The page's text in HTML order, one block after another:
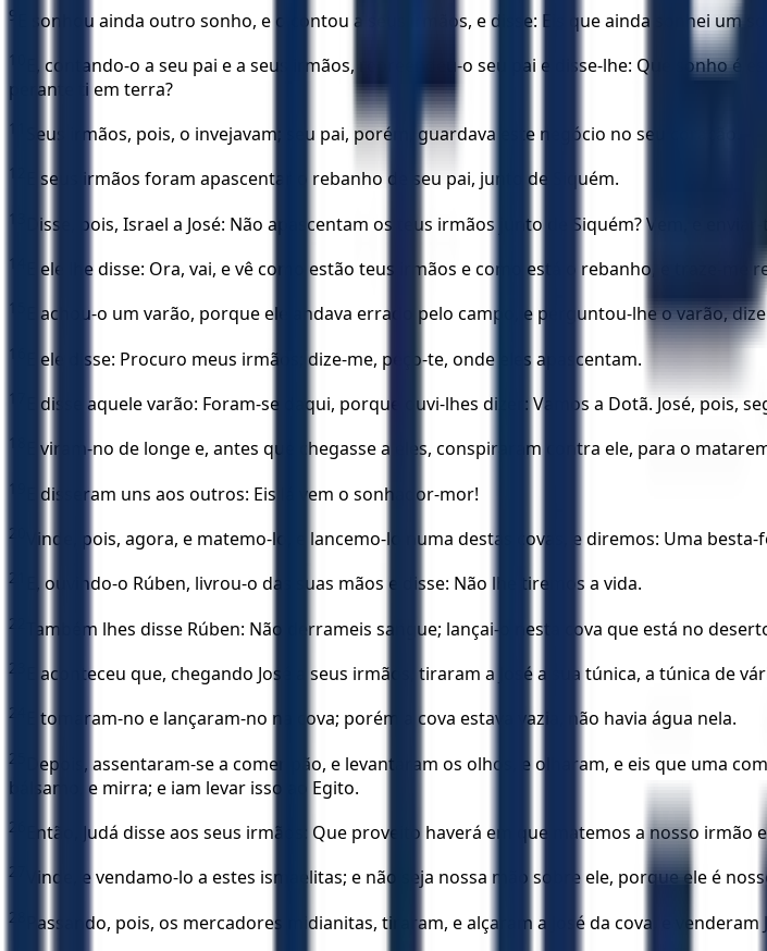
9 E sonhou ainda outro sonho, e o contou a seus irmãos, e disse: Eis que ainda sonhei um
10
E, contando-o a seu pai e a seus irmãos, repreendeu-o seu pai e disse-lhe: Que sonho é
perante ti em terra?
11 Seus irmãos, pois, o invejavam; seu pai, porém, guardava este negócio no seu coração.
12 E seus irmãos foram apascentar o rebanho de seu pai, junto de Siquém.
13 Disse, pois, Israel a José: Não apascentam os teus irmãos junto de Siquém? Vem, e
14 E ele lhe disse: Ora, vai, e vê como estão teus irmãos e como está o rebanho, e traze-me
15 E achou-o um varão, porque ele andava errado pelo campo, e perguntou-lhe o varão,
16 E ele disse: Procuro meus irmãos; dize-me, peço-te, onde eles apascentam.
17 E disse aquele varão: Foram-se daqui, porque ouvi-lhes dizer: Vamos a Dotã. José, pois,
18 E viram-no de longe e, antes que chegasse a eles, conspiraram contra ele, para o
19 E disseram uns aos outros: Eis lá vem o sonhador-mor!
20 Vinde, pois, agora, e matemo-lo, e lancemo-lo numa destas covas, e diremos: Uma
21 E, ouvindo-o Rúben, livrou-o das suas mãos e disse: Não lhe tiremos a vida.
22 Também lhes disse Rúben: Não derrameis sangue; lançai-o nesta cova que está no
23 E aconteceu que, chegando José a seus irmãos, tiraram a José a sua túnica, a túnica de
24 E tomaram-no e lançaram-no na cova; porém a cova estava vazia, não havia água nela.
25
Depois, assentaram-se a comer pão, e levantaram os olhos, e olharam, e eis que uma
bálsamo, e mirra; e iam levar isso ao Egito.
26 Então, Judá disse aos seus irmãos: Que proveito haverá em que matemos a nosso irmão
27 Vinde, e vendamo-lo a estes ismaelitas; e não seja nossa mão sobre ele, porque ele é
28 Passando, pois, os mercadores midianitas, tiraram, e alçaram a José da cova, e